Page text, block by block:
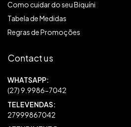
Como cuidar do seu Biquíni
Tabela de Medidas
Regras de Promoções
Contact us
27999867042